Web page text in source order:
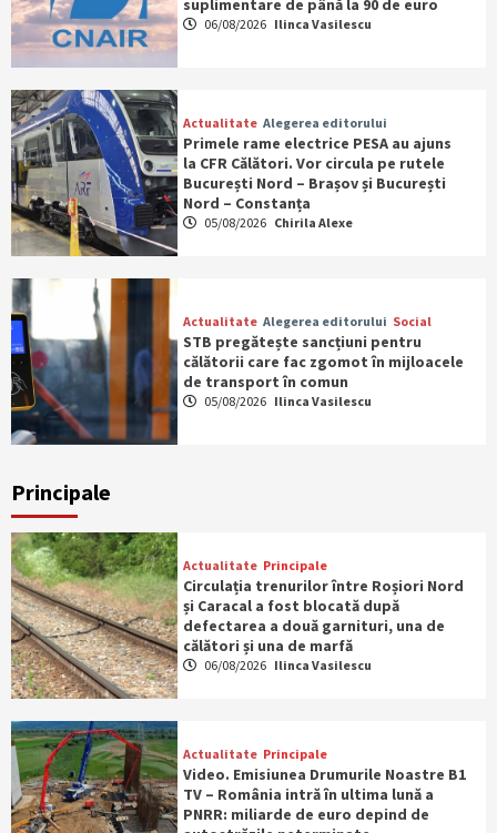
suplimentare de până la 90 de euro
06/08/2026 Ilinca Vasilescu
Actualitate Alegerea editorului
Primele rame electrice PESA au ajuns
la CFR Călători. Vor circula pe rutele
București Nord – Brașov și București
Nord – Constanța
05/08/2026 Chirila Alexe
Actualitate Alegerea editorului Social
STB pregătește sancțiuni pentru
călătorii care fac zgomot în mijloacele
de transport în comun
05/08/2026 Ilinca Vasilescu
Principale
Actualitate Principale
Circulația trenurilor între Roșiori Nord
și Caracal a fost blocată după
defectarea a două garnituri, una de
călători și una de marfă
06/08/2026 Ilinca Vasilescu
Actualitate Principale
Video. Emisiunea Drumurile Noastre B1
TV – România intră în ultima lună a
PNRR: miliarde de euro depind de